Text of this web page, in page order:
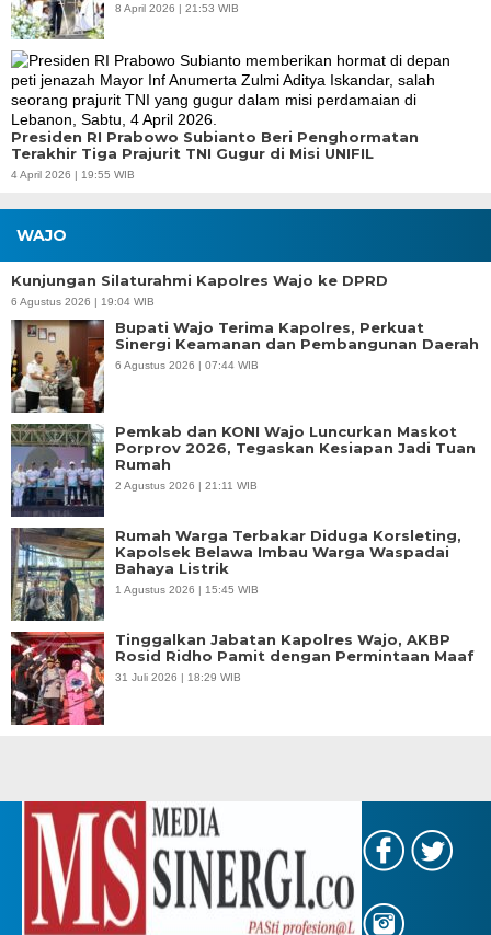
8 April 2026 | 21:53 WIB
Presiden RI Prabowo Subianto Beri Penghormatan
Terakhir Tiga Prajurit TNI Gugur di Misi UNIFIL
4 April 2026 | 19:55 WIB
WAJO
Kunjungan Silaturahmi Kapolres Wajo ke DPRD
6 Agustus 2026 | 19:04 WIB
Bupati Wajo Terima Kapolres, Perkuat
Sinergi Keamanan dan Pembangunan Daerah
6 Agustus 2026 | 07:44 WIB
Pemkab dan KONI Wajo Luncurkan Maskot
Porprov 2026, Tegaskan Kesiapan Jadi Tuan
Rumah
2 Agustus 2026 | 21:11 WIB
Rumah Warga Terbakar Diduga Korsleting,
Kapolsek Belawa Imbau Warga Waspadai
Bahaya Listrik
1 Agustus 2026 | 15:45 WIB
Tinggalkan Jabatan Kapolres Wajo, AKBP
Rosid Ridho Pamit dengan Permintaan Maaf
31 Juli 2026 | 18:29 WIB